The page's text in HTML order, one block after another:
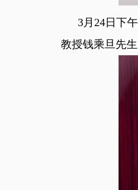
3月24日下
教授钱乘旦先